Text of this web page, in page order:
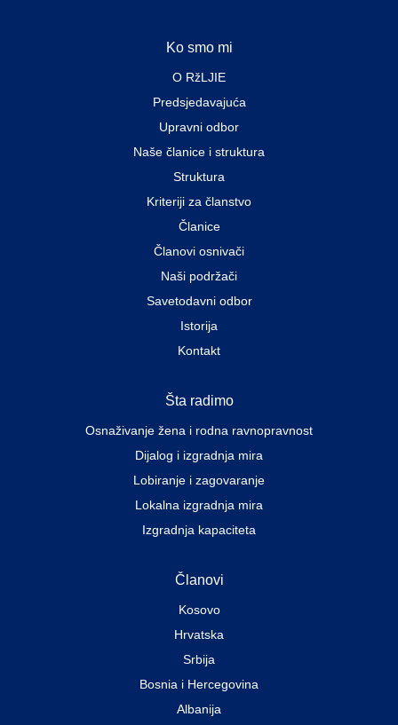
Ko smo mi
O RžLJIE
Predsjedavajuća
Upravni odbor
Naše članice i struktura
Struktura
Kriteriji za članstvo
Članice
Članovi osnivači
Naši podržači
Savetodavni odbor
Istorija
Kontakt
Šta radimo
Osnaživanje žena i rodna ravnopravnost
Dijalog i izgradnja mira
Lobiranje i zagovaranje
Lokalna izgradnja mira
Izgradnja kapaciteta
Članovi
Kosovo
Hrvatska
Srbija
Bosnia i Hercegovina
Albanija